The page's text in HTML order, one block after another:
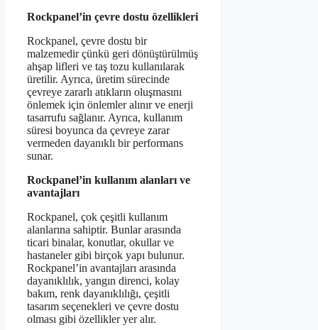
Rockpanel’in çevre dostu özellikleri
Rockpanel, çevre dostu bir
malzemedir çünkü geri dönüştürülmüş
ahşap lifleri ve taş tozu kullanılarak
üretilir. Ayrıca, üretim sürecinde
çevreye zararlı atıkların oluşmasını
önlemek için önlemler alınır ve enerji
tasarrufu sağlanır. Ayrıca, kullanım
süresi boyunca da çevreye zarar
vermeden dayanıklı bir performans
sunar.
Rockpanel’in kullanım alanları ve
avantajları
Rockpanel, çok çeşitli kullanım
alanlarına sahiptir. Bunlar arasında
ticari binalar, konutlar, okullar ve
hastaneler gibi birçok yapı bulunur.
Rockpanel’in avantajları arasında
dayanıklılık, yangın direnci, kolay
bakım, renk dayanıklılığı, çeşitli
tasarım seçenekleri ve çevre dostu
olması gibi özellikler yer alır.